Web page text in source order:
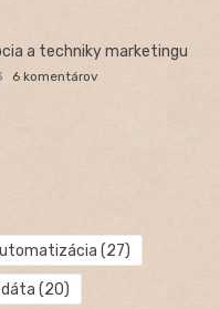
a techniky marketingu
6 komentárov
(27)
dáta (20)